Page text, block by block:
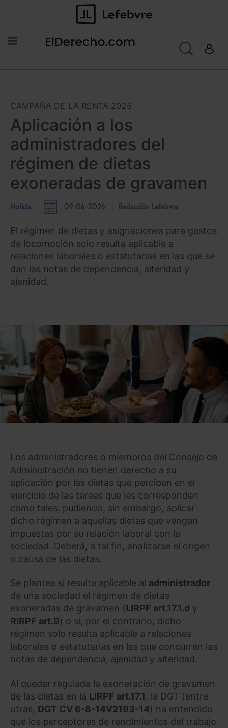
CAMPAÑA DE LA RENTA 2025
Aplicación a los
administradores del
régimen de dietas
exoneradas de gravamen
Noticia 09-06-2026 Redacción Lefebvre
El régimen de dietas y asignaciones para gastos
de locomoción solo resulta aplicable a
relaciones laborales o estatutarias en las que se
dan las notas de dependencia, alteridad y
ajenidad.
Los administradores o miembros del Consejo de
Administración no tienen derecho a su
aplicación por las dietas que perciban en el
ejercicio de las tareas que les corresponden
como tales, pudiendo, sin embargo, aplicar
dicho régimen a aquellas dietas que vengan
impuestas por su relación laboral con la
sociedad. Deberá, a tal fin, analizarse el origen
o causa de las dietas.
Se plantea si resulta aplicable al administrador
de una sociedad el régimen de dietas
exoneradas de gravamen (LIRPF art.17.1.d y
RIRPF art.9) o si, por el contrario, dicho
régimen solo resulta aplicable a relaciones
laborales o estatutarias en las que concurren las
notas de dependencia, ajenidad y alteridad.
Al quedar regulada la exoneración de gravamen
de las dietas en la LIRPF art.17.1, la DGT (entre
otras, DGT CV 6-8-14V2193-14) ha entendido
que los perceptores de rendimientos del trabajo